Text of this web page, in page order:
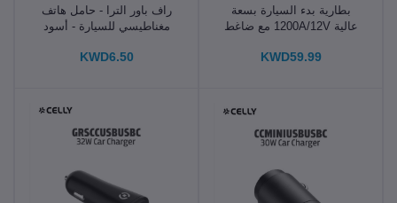
بطارية بدء السيارة بسعة
عالية 1200A/12V مع ضاغط
KWD59.99
راف باور الترا - حامل هاتف
مغناطيسي للسيارة - أسود
KWD6.50